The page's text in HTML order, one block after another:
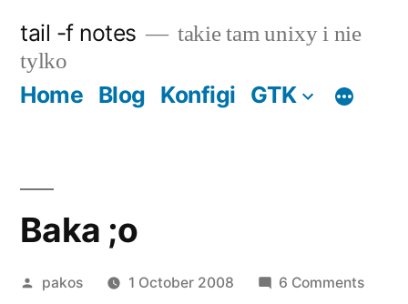
content
tail -f notes
takie tam unixy i nie
tylko
Home Blog Konfigi GTK
Baka ;o
Posted
pakos 1 October 2008 6 Commentson